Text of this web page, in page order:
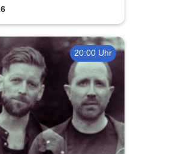
20:00 Uhr